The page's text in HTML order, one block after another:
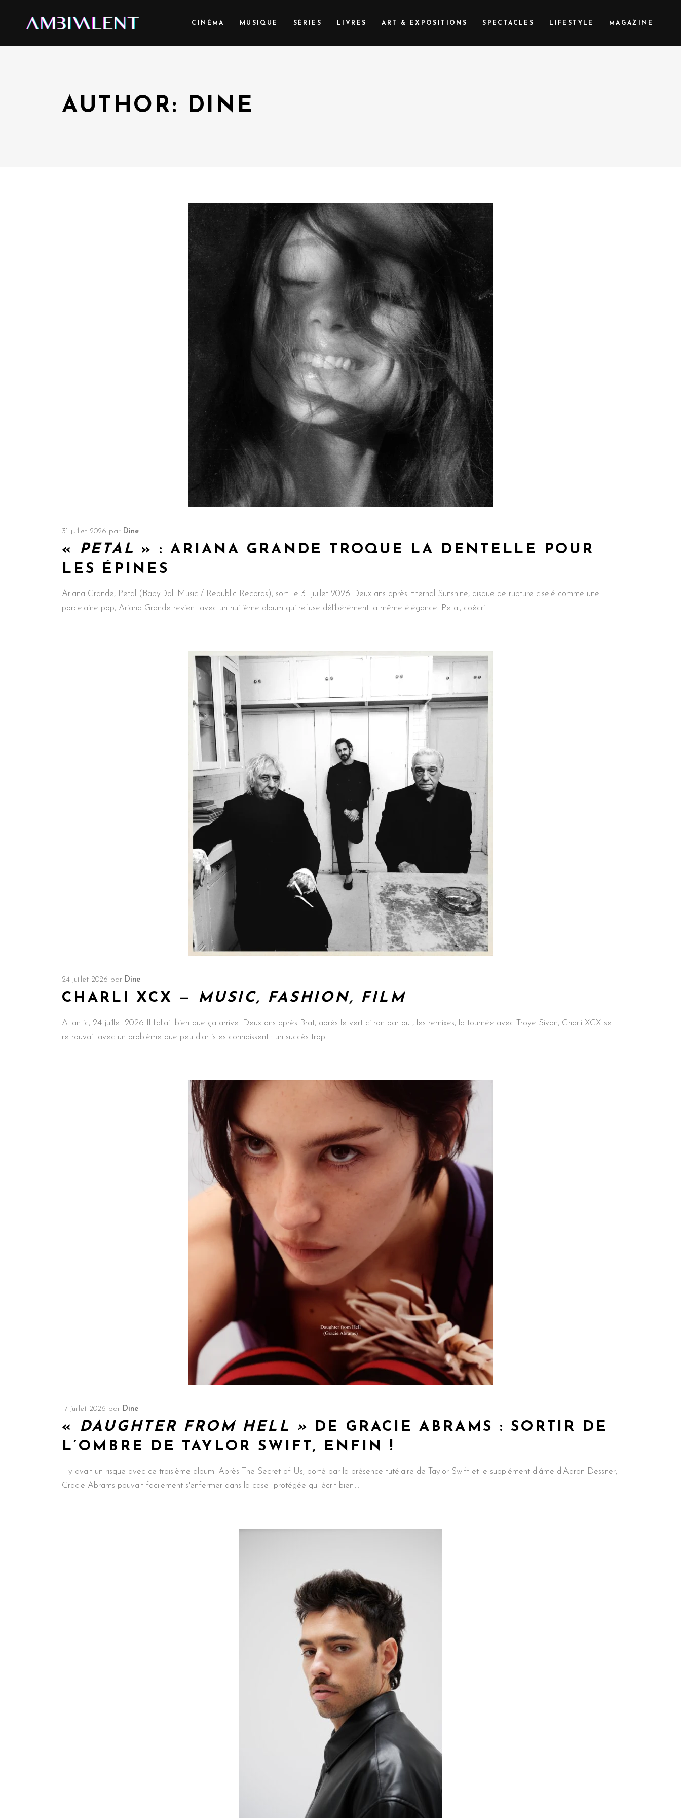
CINÉMA MUSIQUE SÉRIES LIVRES ART & EXPOSITIONS SPECTACLES LIFESTYLE MAGAZINE
AUTHOR: DINE
31 juillet 2026 par Dine
« PETAL
» : ARIANA GRANDE TROQUE LA DENTELLE POUR
LES ÉPINES
Ariana Grande, Petal (BabyDoll Music / Republic Records), sorti le 31 juillet 2026 Deux ans après Eternal Sunshine, disque de rupture ciselé comme une
porcelaine pop, Ariana Grande revient avec un huitième album qui refuse délibérément la même élégance. Petal, coécrit
24 juillet 2026 par Dine
CHARLI XCX — MUSIC, FASHION, FILM
Atlantic, 24 juillet 2026 Il fallait bien que ça arrive. Deux ans après Brat, après le vert citron partout, les remixes, la tournée avec Troye Sivan, Charli XCX se
retrouvait avec un problème que peu d'artistes connaissent : un succès trop
17 juillet 2026 par Dine
« DAUGHTER FROM HELL »
DE GRACIE ABRAMS : SORTIR DE
L’OMBRE DE TAYLOR SWIFT, ENFIN !
Il y avait un risque avec ce troisième album. Après The Secret of Us, porté par la présence tutélaire de Taylor Swift et le supplément d'âme d'Aaron Dessner,
Gracie Abrams pouvait facilement s'enfermer dans la case "protégée qui écrit bien